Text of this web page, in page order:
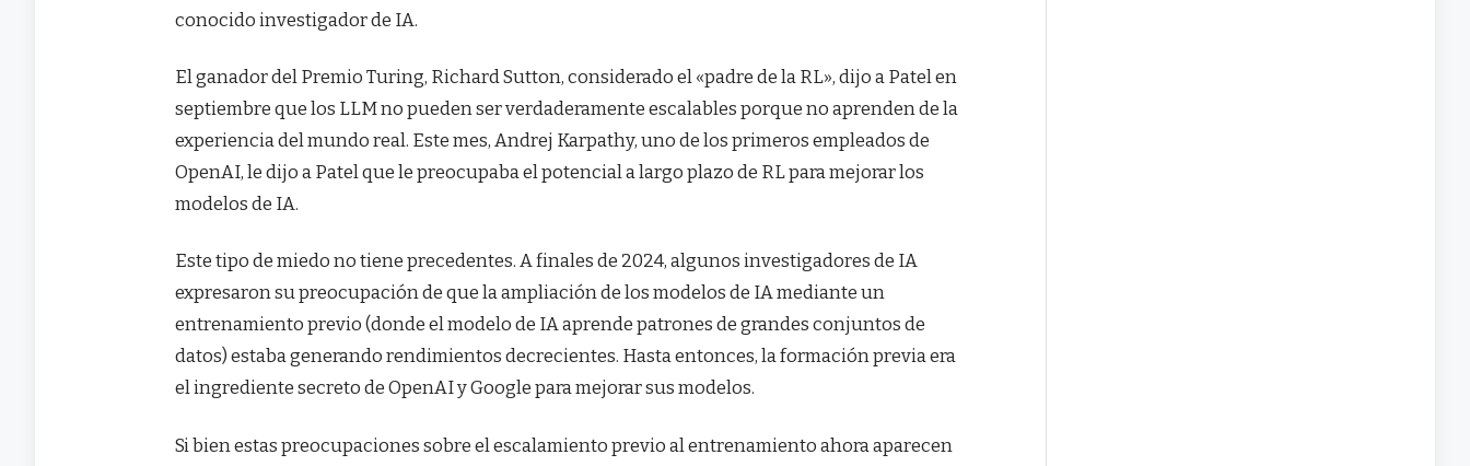
conocido investigador de IA.
El ganador del Premio Turing, Richard Sutton, considerado el «padre de la RL», dijo a Patel en
septiembre que los LLM no pueden ser verdaderamente escalables porque no aprenden de la
experiencia del mundo real. Este mes, Andrej Karpathy, uno de los primeros empleados de
OpenAI, le dijo a Patel que le preocupaba el potencial a largo plazo de RL para mejorar los
modelos de IA.
Este tipo de miedo no tiene precedentes. A finales de 2024, algunos investigadores de IA
expresaron su preocupación de que la ampliación de los modelos de IA mediante un
entrenamiento previo (donde el modelo de IA aprende patrones de grandes conjuntos de
datos) estaba generando rendimientos decrecientes. Hasta entonces, la formación previa era
el ingrediente secreto de OpenAI y Google para mejorar sus modelos.
Si bien estas preocupaciones sobre el escalamiento previo al entrenamiento ahora aparecen